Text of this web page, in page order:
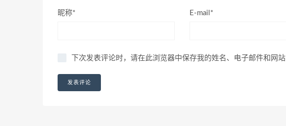
昵称* E-mail*
下次发表评论时，请在此浏览器中保存我的姓名、电子邮件和网站